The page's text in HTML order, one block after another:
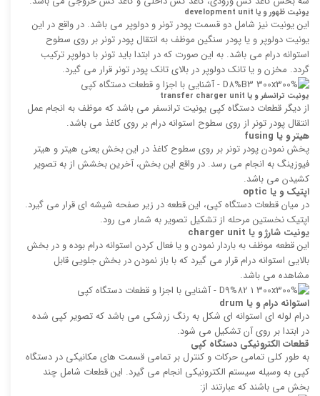
یونیت ظهور و یا development unit
این یونیت نیز شامل دو قسمت پودر تونر و دولوپر می باشد. در واقع در این
یونیت دولوپر و یا پودر سنگین موظف به انتقال پودر تونر بر روی سطوح
استوانه درام می باشد. به این صورت که در ابتدا باید تونر با دولوپر ترکیب
گردد. مخزن و یا تانک دولوپر در بالای تانک پودر تونر قرار می گیرد.
یونیت ترانسفر و یا transfer charger unit
از دیگر قطعات دستگاه کپی یونیت ترانسفر می باشد که موظف به انجام عمل
انتقال پودر تونر از روی سطوح استوانه درام بر روی کاغذ می باشد.
هیتر و یا fusing
پخش نمودن پودر تونر بر روی سطوح کاغذ در این بخش یعنی هیتر و هیتر
فیوزینگ به انجام می رسد. در واقع این بخش، آخرین بخشش از به تصویر
کشیدن می باشد.
اپتیک و یا optic
در میان قطعات دستگاه کپی، این قطعه در زیر صفحه شیشه ای قرار می گیرد.
اپتیک نخستین مرحله از تشکیل تصویر به شمار می رود.
یونیت شارژ و یا charger unit
این قطعه موظف به باردار نمودن و یا فعال کردن استوانه درام بوده و در بخش
بالایی استوانه درام قرار می گیرد که با باز نمودن در بخش جلویی قابل
مشاهده می باشد.
استوانه درام و یا drum
درام لوله ای استوانه ای شکل به رنگ زرشکی می باشد که تصویر کپی شده
در ابتدا بر روی آن تشکیل می شود.
قطعات الکترونیکی دستگاه کپی
به طور کلی تمامی حرکات و کنترل بر تمامی قسمت های مکانیکی در دستگاه
کپی به وسیله سیستم الکترونیکی انجام می گیرد. این قطعات شامل چند
بخش می باشند که عبارتند از: